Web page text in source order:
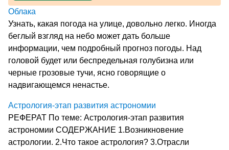
Облака
Узнать, какая погода на улице, довольно легко. Иногда
беглый взгляд на небо может дать больше
информации, чем подробный прогноз погоды. Над
головой будет или беспредельная голубизна или
черные грозовые тучи, ясно говорящие о
надвигающемся ненастье.
Астрология-этап развития астрономии
РЕФЕРАТ По теме: Астрология-этап развития
астрономии СОДЕРЖАНИЕ 1.Возникновение
астрологии. 2.Что такое астрология? 3.Отрасли